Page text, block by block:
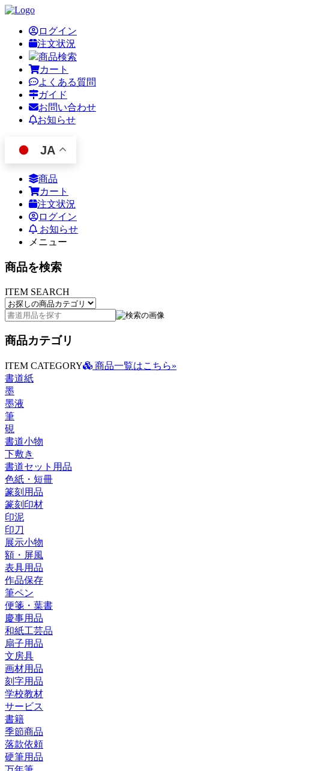
ログイン
注文状況
商品検索
カート
よくある質問
ガイド
お問い合わせ
お知らせ
JA
商品
カート
注文状況
ログイン
お知らせ
メニュー
商品を検索
ITEM SEARCH
商品カテゴリ
ITEM CATEGORY
商品一覧はこちら»
書道紙
墨
墨液
筆
硯
書道小物
下敷き
書道セット用品
色紙・短冊
篆刻用品
篆刻印材
印泥
印刀
展示小物
額・屏風
表具用品
作品保存
筆ペン
便箋・葉書
慶事用品
和紙工芸品
扇子用品
文房具
画材用品
刻字用品
学校教材
サービス
書籍
季節商品
落款依頼
硬筆用品